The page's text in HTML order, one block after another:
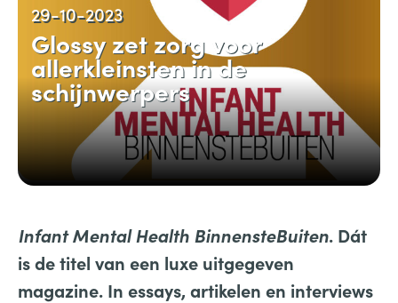
29-10-2023
Glossy zet zorg voor
allerkleinsten in de
schijnwerpers
Infant Mental Health BinnensteBuiten. Dát
is de titel van een luxe uitgegeven
magazine. In essays, artikelen en interviews